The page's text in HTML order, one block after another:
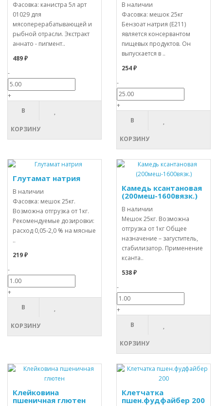
Фасовка: канистра 5л арт
01029 для
мясоперерабатывающей и
рыбной отрасли. Экстракт
аннато - пигмент..
489 ₽
-
+
В
КОРЗИНУ
В наличии
Фасовка: мешок 25кг
Бензоат натрия (E211)
является консервантом
пищевых продуктов. Он
выпускается в ..
254 ₽
-
+
В
КОРЗИНУ
Глутамат натрия
В наличии
Фасовка: мешок 25кг.
Возможна отгрузка от 1кг.
Рекомендуемые дозировки:
расход 0,05-2,0 % на мясные
..
219 ₽
-
+
В
КОРЗИНУ
Камедь ксантановая
(200меш-1600вязк.)
В наличии
Мешок 25кг. Возможна
отгрузка от 1кг Общее
назначение – загуститель,
стабилизатор. Применение
ксанта..
538 ₽
-
+
В
КОРЗИНУ
Клейковина
пшеничная глютен
Клетчатка
пшен.фудфайбер 200